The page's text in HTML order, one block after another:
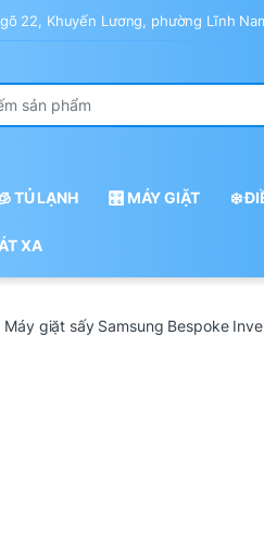
22, Khuyến Lương, phường Lĩnh
TỦ LẠNH 🎛️ MÁY GIẶT ❄️
XA
Máy giặt sấy Samsung Bespoke